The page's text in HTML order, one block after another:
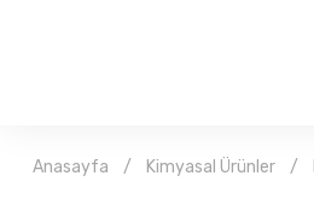
Anasayfa Kimyasal Ürünler